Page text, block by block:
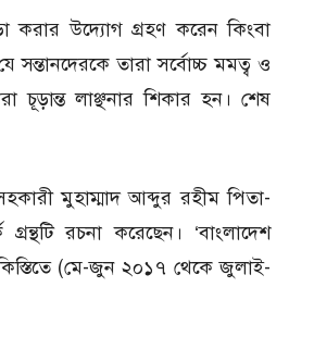
করার উদ্যোগ গ্রহণ করেন কিংবা
তারা সর্বোচ্চ মমত্ব ও
চূড়ান্ত লাঞ্ছনার শিকার হন। শেষ
মুহাম্মাদ আব্দুর রহীম পিতা-
রচনা করেছেন। ‘বাংলাদেশ
(মে-জুন ২০১৭ থেকে জুলাই-